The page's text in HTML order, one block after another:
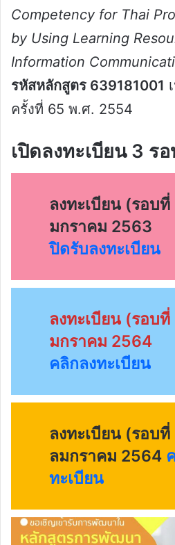
Competency for Thai
by Using Learning
Information
รหัสหลักสูตร 639181001
ครั้งที่ 65 พ.ศ. 2554
เปิดลงทะเบียน 3 ร
ลงทะเบียน (รอบที่
มกราคม 2563
ปิดรับลงทะเบียน
ลงทะเบียน (รอบที่
มกราคม 2564
คลิกลงทะเบียน
ลงทะเบียน (รอบ
ลมกราคม 2564
ทะเบียน